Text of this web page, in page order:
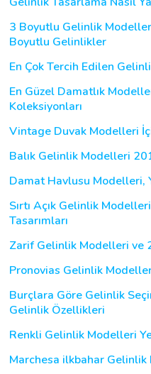
3 Boyutlu Gelinlik
Boyutlu Gelinlikler
En Çok Tercih Edilen
En Güzel Damatlık
Koleksiyonları
Vintage Duvak Modelleri
Balık Gelinlik Modelleri
Damat Havlusu Modelleri,
Sırtı Açık Gelinlik
Tasarımları
Zarif Gelinlik Modelleri ve
Pronovias Gelinlik
Burçlara Göre Gelinlik
Gelinlik Özellikleri
Renkli Gelinlik Modelleri
Marchesa ilkbahar